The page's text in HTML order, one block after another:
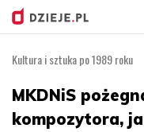
Kultura i sztuka po 1989 roku
MKDNiS
kompozytora,